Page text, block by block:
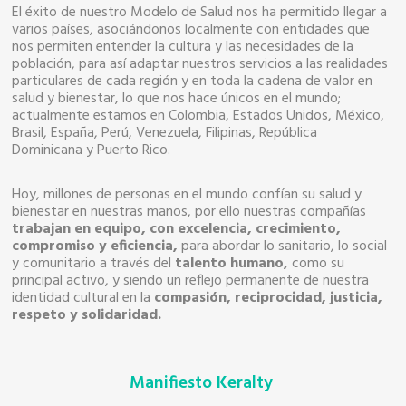
El éxito de nuestro Modelo de Salud nos ha permitido llegar a
varios países, asociándonos localmente con entidades que
nos permiten entender la cultura y las necesidades de la
población, para así adaptar nuestros servicios a las realidades
particulares de cada región y en toda la cadena de valor en
salud y bienestar, lo que nos hace únicos en el mundo;
actualmente estamos en Colombia, Estados Unidos, México,
Brasil, España, Perú, Venezuela, Filipinas, República
Dominicana y Puerto Rico.
Hoy, millones de personas en el mundo confían su salud y
bienestar en nuestras manos, por ello nuestras compañías
trabajan en equipo, con excelencia, crecimiento,
compromiso y eficiencia,para abordar lo sanitario, lo social
y comunitario a través del talento humano,como su
principal activo, y siendo un reflejo permanente de nuestra
identidad cultural en la compasión, reciprocidad, justicia,
respeto y solidaridad.
Manifiesto Keralty